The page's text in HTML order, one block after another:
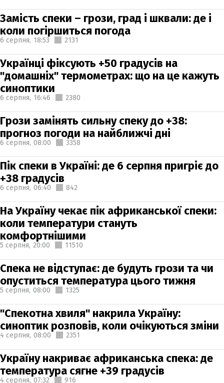
Замість спеки – грози, град і шквали: де і
коли погіршиться погода
6 серпня, 18:53 2131
Українці фіксують +50 градусів на
"домашніх" термометрах: що на це кажуть
синоптики
6 серпня, 16:46 2380
Грози замінять сильну спеку до +38:
прогноз погоди на найближчі дні
6 серпня, 08:00 3358
Пік спеки в Україні: де 6 серпня пригріє до
+38 градусів
6 серпня, 06:40 842
На Україну чекає пік африканської спеки:
коли температури стануть
комфортнішими
5 серпня, 20:00 11510
Спека не відступає: де будуть грози та чи
опуститься температура цього тижня
5 серпня, 08:00 1325
"Спекотна хвиля" накрила Україну:
синоптик розповів, коли очікуються зміни
4 серпня, 08:00 2351
Україну накриває африканська спека: де
температура сягне +39 градусів
4 серпня, 07:32 916